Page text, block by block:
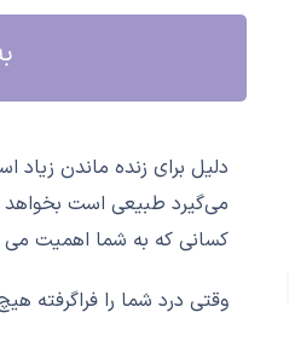
دلیل برای زنده ماندن
می‌گیرد طبیعی است
کسانی که به شما اهميت
وقتی درد شما را فراگرفته